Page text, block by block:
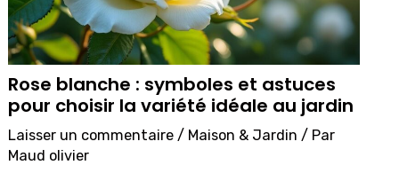
Rose blanche : symboles et astuces
pour choisir la variété idéale au jardin
Laisser un commentaire / Maison & Jardin / Par
Maud olivier